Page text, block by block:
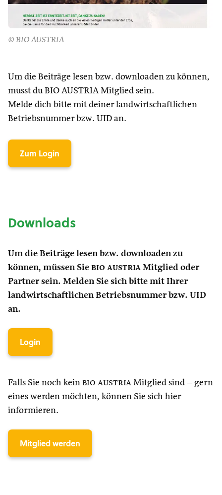
© BIO AUSTRIA
Um die Beiträge lesen bzw. downloaden zu können,
musst du BIO AUSTRIA Mitglied sein.
Melde dich bitte mit deiner landwirtschaftlichen
Betriebsnummer bzw. UID an.
Zum Login
Downloads
Um die Beiträge lesen bzw. downloaden zu
können, müssen Sie bio austria Mitglied oder
Partner sein. Melden Sie sich bitte mit Ihrer
landwirtschaftlichen Betriebsnummer bzw. UID
an.
Login
Falls Sie noch kein bio austria Mitglied sind – gern
eines werden möchten, können Sie sich hier
informieren.
Mitglied werden